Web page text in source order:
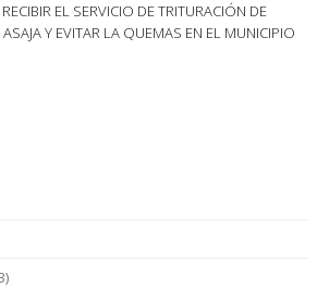
EL SERVICIO DE TRITURACIÓN DE
Y EVITAR LA QUEMAS EN EL MUNICIPIO